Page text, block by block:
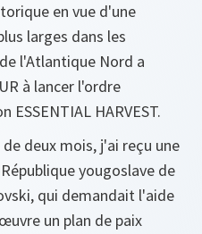
en vue d'une
larges dans les
l'Atlantique Nord a
à lancer l'ordre
HARVEST.
de deux mois, j'ai reçu une
yougoslave de
qui demandait l'aide
un plan de paix